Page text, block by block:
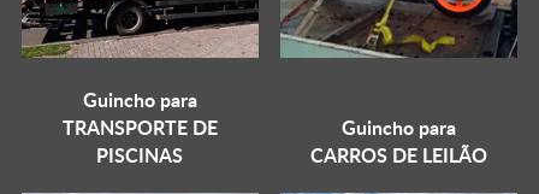
Guincho para
TRANSPORTE DE
PISCINAS
Guincho para
CARROS DE LEILÃO